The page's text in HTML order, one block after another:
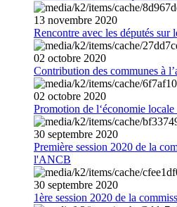
13 novembre 2020
Rencontre avec les députés
02 octobre 2020
Contribution des communes à
02 octobre 2020
Promotion de l‘économie
30 septembre 2020
Première session 2020 de la
l'ANCB
30 septembre 2020
1ère session 2020 de la